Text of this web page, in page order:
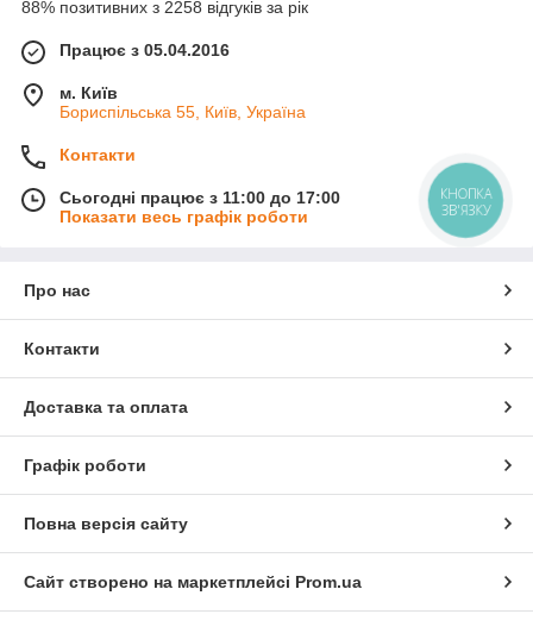
88% позитивних з 2258 відгуків за рік
Працює з 05.04.2016
м. Київ
Бориспільська 55, Київ, Україна
Контакти
Сьогодні працює з 11:00 до 17:00
Показати весь графік роботи
Про нас
Контакти
Доставка та оплата
Графік роботи
Повна версія сайту
Сайт створено на маркетплейсі Prom.ua
КНОПКА
ЗВ'ЯЗКУ